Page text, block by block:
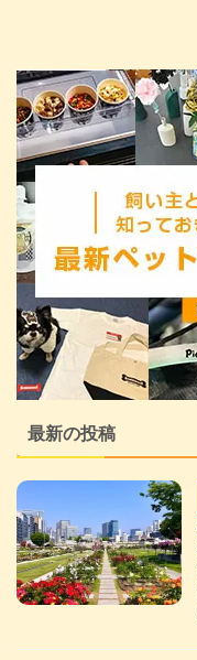
最新の投稿